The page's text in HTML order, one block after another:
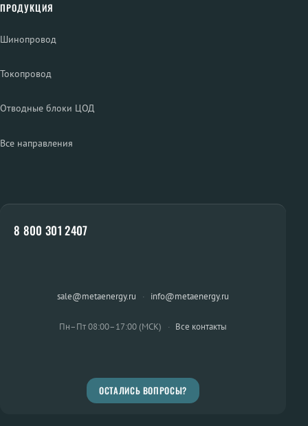
ПРОДУКЦИЯ
Шинопровод
Токопровод
Отводные блоки ЦОД
Все направления
8 800 301 2407
sale@metaenergy.ru · info@metaenergy.ru
Пн–Пт 08:00–17:00 (МСК) · Все контакты
ОСТАЛИСЬ ВОПРОСЫ?